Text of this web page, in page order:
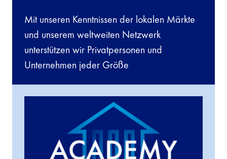
Mit unseren Kenntnissen der lokalen Märkte
und unserem weltweiten Netzwerk
unterstützen wir Privatpersonen und
Unternehmen jeder Größe